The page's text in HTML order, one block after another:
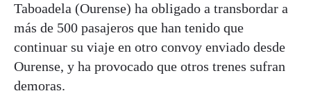
Taboadela (Ourense) ha obligado a transbordar a
más de 500 pasajeros que han tenido que
continuar su viaje en otro convoy enviado desde
Ourense, y ha provocado que otros trenes sufran
demoras.